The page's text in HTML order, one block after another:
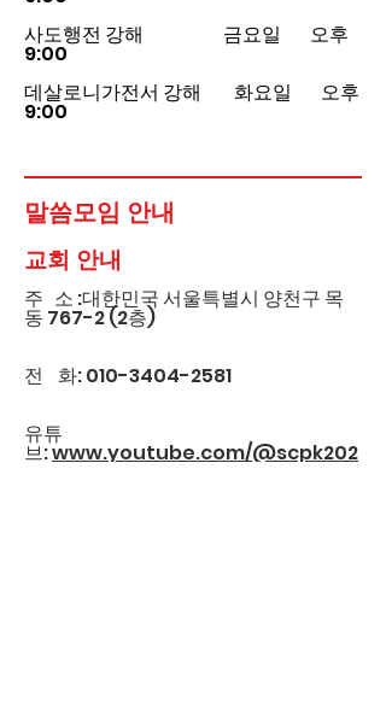
사도행전 강해 금요일 오후
9:00
데살로니가전서 강해 화요일 오후
9:00
말씀모임 안내
​교회 안내
주 소 :대한민국 서울특별시 양천구 목
동 767-2 (2층)
전 화:010-3404-2581
유튜
브:www.youtube.com/@scpk202